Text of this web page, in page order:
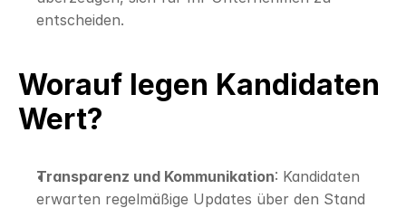
entscheiden.
Worauf legen Kandidaten
Wert?
Transparenz und Kommunikation: Kandidaten
erwarten regelmäßige Updates über den Stand